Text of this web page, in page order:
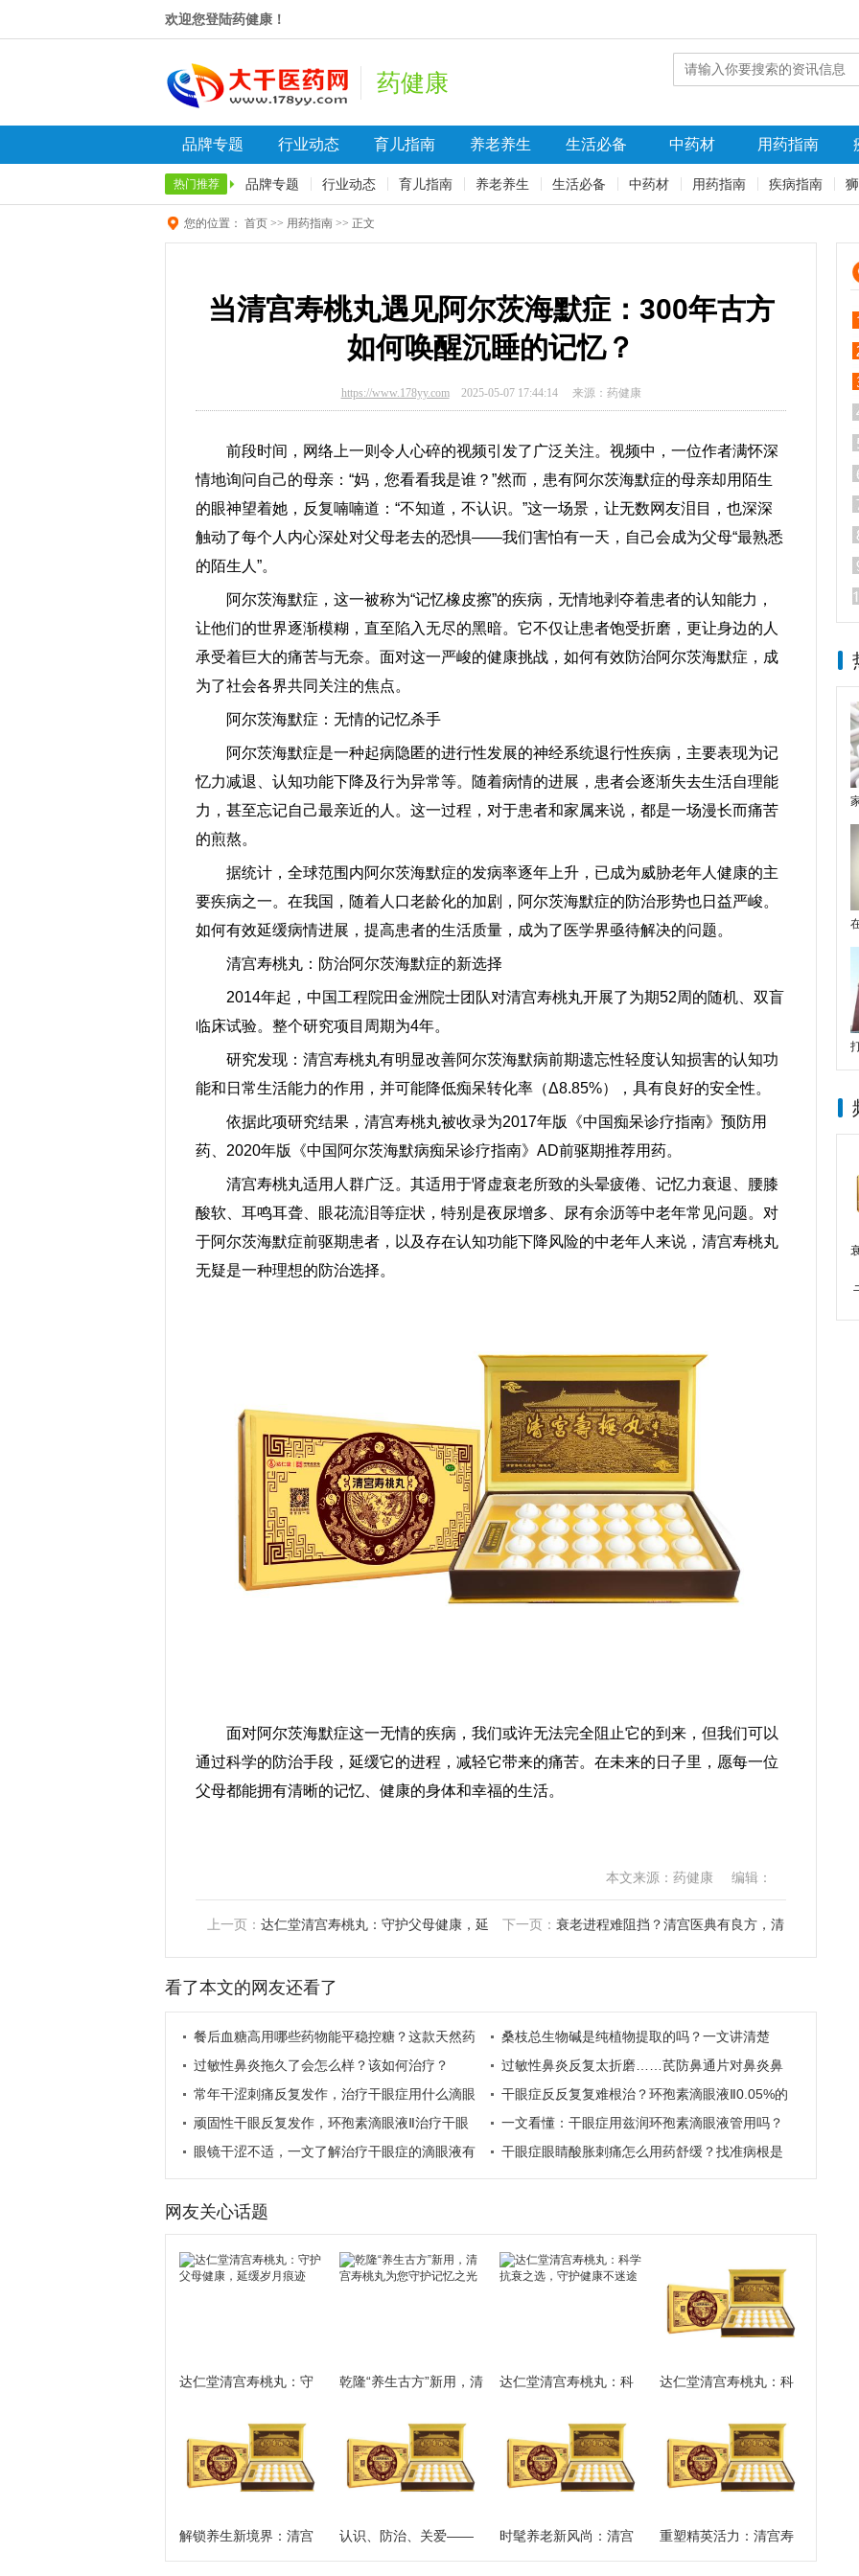
欢迎您登陆药健康！
药健康
品牌专题 行业动态 育儿指南 养老养生 生活必备 中药材 用药指南
热门推荐 品牌专题 行业动态 育儿指南 养老养生 生活必备 中药材 用药指南 疾病指南
您的位置： 首页 >> 用药指南 >> 正文
当清宫寿桃丸遇见阿尔茨海默症：300年古方
如何唤醒沉睡的记忆？
https://www.178yy.com 2025-05-07 17:44:14 来源：药健康
前段时间，网络上一则令人心碎的视频引发了广泛关注。视频中，一位作者满怀深
情地询问自己的母亲：“妈，您看看我是谁？”然而，患有阿尔茨海默症的母亲却用陌生
的眼神望着她，反复喃喃道：“不知道，不认识。”这一场景，让无数网友泪目，也深深
触动了每个人内心深处对父母老去的恐惧——我们害怕有一天，自己会成为父母“最熟悉
的陌生人”。
阿尔茨海默症，这一被称为“记忆橡皮擦”的疾病，无情地剥夺着患者的认知能力，
让他们的世界逐渐模糊，直至陷入无尽的黑暗。它不仅让患者饱受折磨，更让身边的人
承受着巨大的痛苦与无奈。面对这一严峻的健康挑战，如何有效防治阿尔茨海默症，成
为了社会各界共同关注的焦点。
阿尔茨海默症：无情的记忆杀手
阿尔茨海默症是一种起病隐匿的进行性发展的神经系统退行性疾病，主要表现为记
忆力减退、认知功能下降及行为异常等。随着病情的进展，患者会逐渐失去生活自理能
力，甚至忘记自己最亲近的人。这一过程，对于患者和家属来说，都是一场漫长而痛苦
的煎熬。
据统计，全球范围内阿尔茨海默症的发病率逐年上升，已成为威胁老年人健康的主
要疾病之一。在我国，随着人口老龄化的加剧，阿尔茨海默症的防治形势也日益严峻。
如何有效延缓病情进展，提高患者的生活质量，成为了医学界亟待解决的问题。
清宫寿桃丸：防治阿尔茨海默症的新选择
2014年起，中国工程院田金洲院士团队对清宫寿桃丸开展了为期52周的随机、双盲
临床试验。整个研究项目周期为4年。
研究发现：清宫寿桃丸有明显改善阿尔茨海默病前期遗忘性轻度认知损害的认知功
能和日常生活能力的作用，并可能降低痴呆转化率（Δ8.85%），具有良好的安全性。
依据此项研究结果，清宫寿桃丸被收录为2017年版《中国痴呆诊疗指南》预防用
药、2020年版《中国阿尔茨海默病痴呆诊疗指南》AD前驱期推荐用药。
清宫寿桃丸适用人群广泛。其适用于肾虚衰老所致的头晕疲倦、记忆力衰退、腰膝
酸软、耳鸣耳聋、眼花流泪等症状，特别是夜尿增多、尿有余沥等中老年常见问题。对
于阿尔茨海默症前驱期患者，以及存在认知功能下降风险的中老年人来说，清宫寿桃丸
无疑是一种理想的防治选择。
面对阿尔茨海默症这一无情的疾病，我们或许无法完全阻止它的到来，但我们可以
通过科学的防治手段，延缓它的进程，减轻它带来的痛苦。在未来的日子里，愿每一位
父母都能拥有清晰的记忆、健康的身体和幸福的生活。
本文来源：药健康 编辑：
上一页： 达仁堂清宫寿桃丸：守护父母健康，延
下一页： 衰老进程难阻挡？清宫医典有良方，清
看了本文的网友还看了
餐后血糖高用哪些药物能平稳控糖？这款天然药
物了解一下
桑枝总生物碱是纯植物提取的吗？一文讲清楚
过敏性鼻炎拖久了会怎么样？该如何治疗？
过敏性鼻炎反复太折磨……芪防鼻通片对鼻炎鼻
塞有效吗？
常年干涩刺痛反复发作，治疗干眼症用什么滴眼
液
干眼症反反复复难根治？环孢素滴眼液Ⅱ0.05%的
作用有哪些
顽固性干眼反复发作，环孢素滴眼液Ⅱ治疗干眼
症效果好吗
一文看懂：干眼症用兹润环孢素滴眼液管用吗？
眼镜干涩不适，一文了解治疗干眼症的滴眼液有
哪些品牌
干眼症眼睛酸胀刺痛怎么用药舒缓？找准病根是
关键
网友关心话题
达仁堂清宫寿桃丸：守
痕迹
乾隆“养生古方”新用，清
之光
达仁堂清宫寿桃丸：科
不迷途
达仁堂清宫寿桃丸：科
方
解锁养生新境界：清宫
寿桃丸——40+人群未病
认识、防治、关爱——
达仁堂清宫寿桃丸与您
时髦养老新风尚：清宫
寿桃丸助力老年人乐享
重塑精英活力：清宫寿
桃丸——亚健康状态下